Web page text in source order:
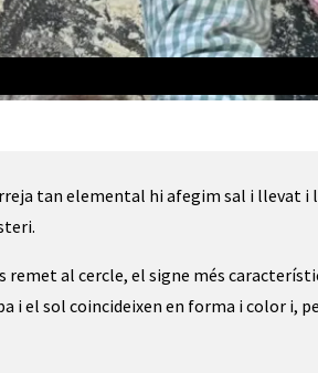
tan elemental hi afegim sal i llevat i
remet al cercle, el signe més
i el sol coincideixen en forma i color i,